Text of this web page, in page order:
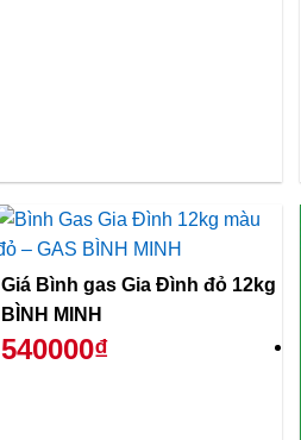
Giá Bình gas Gia Đình đỏ 12kg
BÌNH MINH
540000₫